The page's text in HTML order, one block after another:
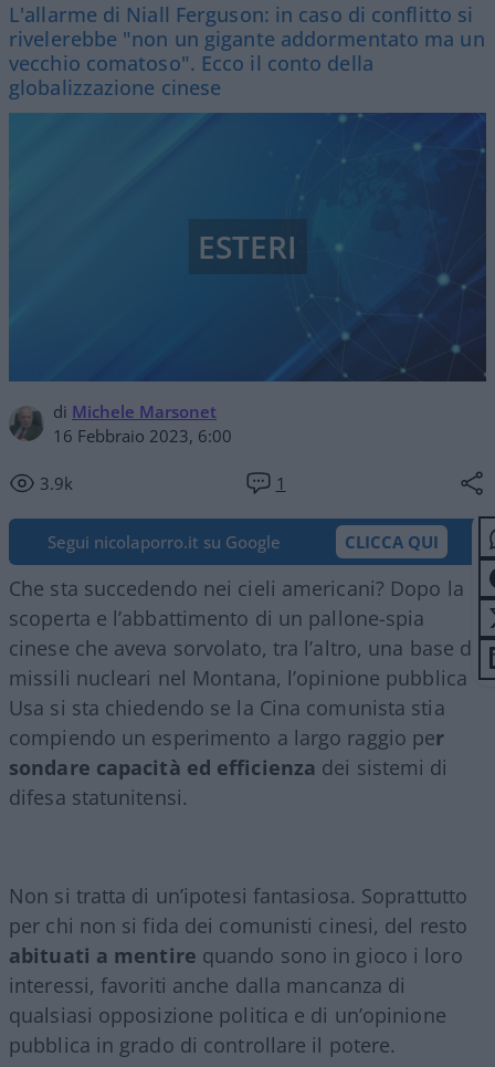
L'allarme di Niall Ferguson: in caso di conflitto si
rivelerebbe "non un gigante addormentato ma un
vecchio comatoso". Ecco il conto della
globalizzazione cinese
di Michele Marsonet
16 Febbraio 2023, 6:00
3.9k 1
ESTERI
Segui nicolaporro.it su Google CLICCA QUI
Che sta succedendo nei cieli americani? Dopo la
scoperta e l’abbattimento di un pallone-spia
cinese che aveva sorvolato, tra l’altro, una base di
missili nucleari nel Montana, l’opinione pubblica
Usa si sta chiedendo se la Cina comunista stia
compiendo un esperimento a largo raggio per
sondare capacità ed efficienza dei sistemi di
difesa statunitensi.
Non si tratta di un’ipotesi fantasiosa. Soprattutto
per chi non si fida dei comunisti cinesi, del resto
abituati a mentire quando sono in gioco i loro
interessi, favoriti anche dalla mancanza di
qualsiasi opposizione politica e di un’opinione
pubblica in grado di controllare il potere.